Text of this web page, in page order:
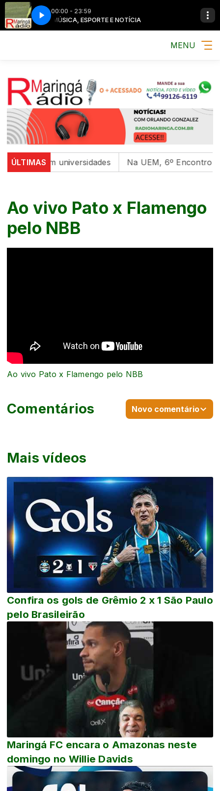
00:00 - 23:59
MÚSICA, ESPORTE E NOTÍCIA
MENU
ÚLTIMAS
em universidades Na UEM, 6º Encontro com as
Ao vivo Pato x Flamengo
pelo NBB
Mais vídeos
Confira os gols de Grêmio 2 x 1 São Paulo
pelo Brasileirão
Maringá FC encara o Amazonas neste
domingo no Willie Davids
Ao vivo Pato x Flamengo pelo NBB
Comentários Novo comentário